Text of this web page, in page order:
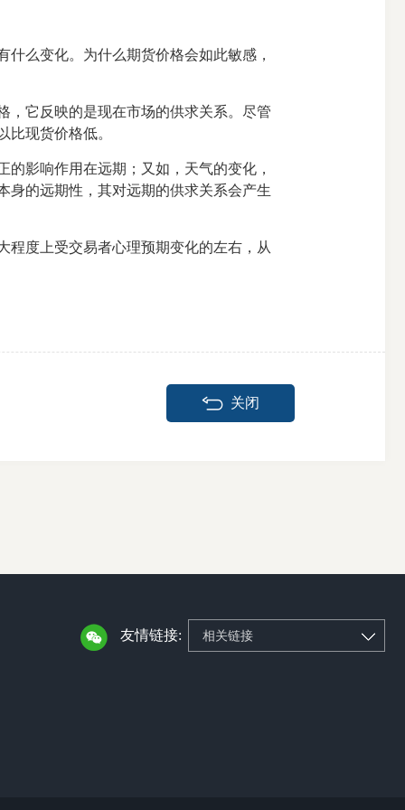
么变化。为什么期货价格会如此敏感，
它反映的是现在市场的供求关系。尽管
现货价格低。
影响作用在远期；又如，天气的变化，
身的远期性，其对远期的供求关系会产生
度上受交易者心理预期变化的左右，从
关闭
友情链接: 相关链接